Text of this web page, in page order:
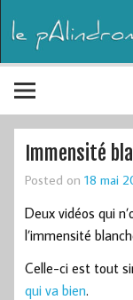
Immensité
Posted on 18 mai
Deux vidéos qui
l’immensité
Celle-ci est tout
qui va bien.